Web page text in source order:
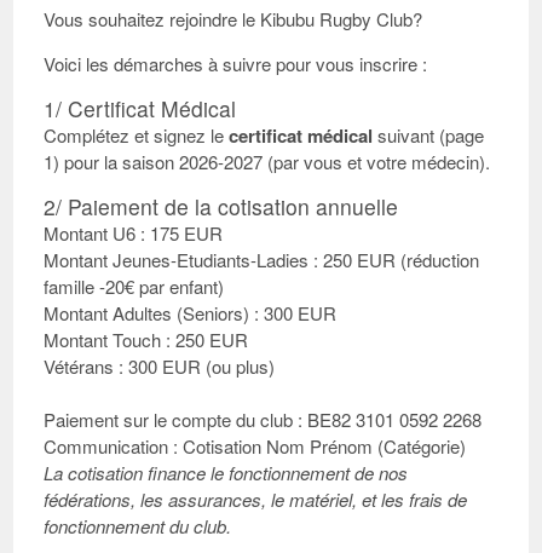
Vous souhaitez rejoindre le Kibubu Rugby Club?
Voici les démarches à suivre pour vous inscrire :
1/ Certificat Médical
Complétez et signez lecertificat médical suivant (page
1) pour la saison 2026-2027 (par vous et votre médecin).
2/ Paiement de la cotisation annuelle
Montant U6 : 175 EUR
Montant Jeunes-Etudiants-Ladies : 250 EUR (réduction
famille -20€ par enfant)
Montant Adultes (Seniors) : 300 EUR
Montant Touch : 250 EUR
Vétérans : 300 EUR (ou plus)
Paiement sur le compte du club : BE82 3101 0592 2268
Communication : Cotisation Nom Prénom (Catégorie)
La cotisation finance le fonctionnement de nos
fédérations, les assurances, le matériel, et les frais de
fonctionnement du club.